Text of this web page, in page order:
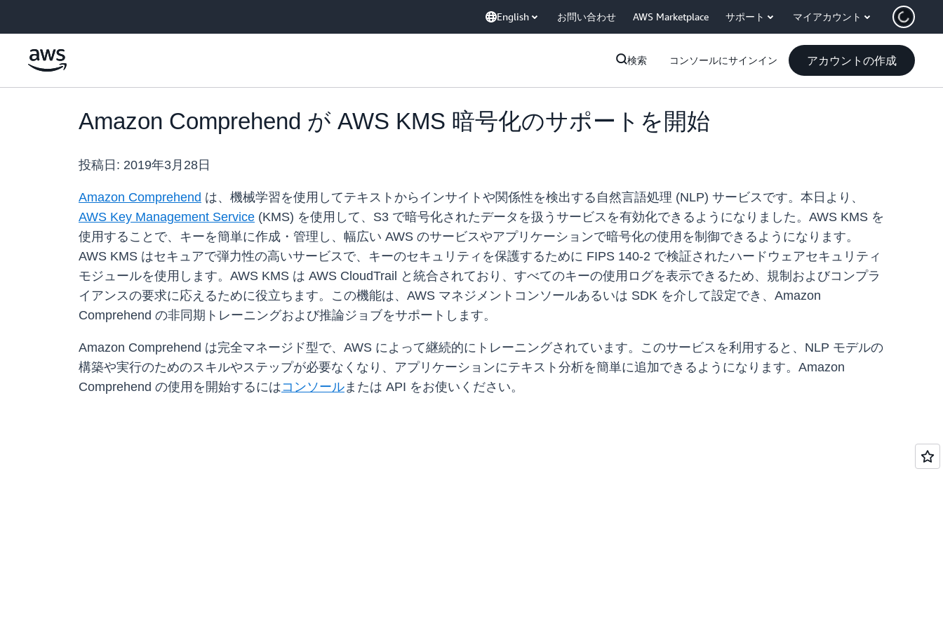
English お問い合わせ AWS Marketplace サポート マイアカウント
検索 コンソールにサインイン アカウントの作成
Amazon Comprehend が AWS KMS 暗号化のサポートを開始
投稿日: 2019年3月28日
Amazon Comprehend は、機械学習を使用してテキストからインサイトや関係性を検出する自然言語処理 (NLP) サービスです。本日より、
AWS Key Management Service (KMS) を使用して、S3 で暗号化されたデータを扱うサービスを有効化できるようになりました。AWS KMS を
使用することで、キーを簡単に作成・管理し、幅広い AWS のサービスやアプリケーションで暗号化の使用を制御できるようになります。
AWS KMS はセキュアで弾力性の高いサービスで、キーのセキュリティを保護するために FIPS 140-2 で検証されたハードウェアセキュリティ
モジュールを使用します。AWS KMS は AWS CloudTrail と統合されており、すべてのキーの使用ログを表示できるため、規制およびコンプラ
イアンスの要求に応えるために役立ちます。この機能は、AWS マネジメントコンソールあるいは SDK を介して設定でき、Amazon
Comprehend の非同期トレーニングおよび推論ジョブをサポートします。
Amazon Comprehend は完全マネージド型で、AWS によって継続的にトレーニングされています。このサービスを利用すると、NLP モデルの
構築や実行のためのスキルやステップが必要なくなり、アプリケーションにテキスト分析を簡単に追加できるようになります。Amazon
Comprehend の使用を開始するにはコンソールまたは API をお使いください。